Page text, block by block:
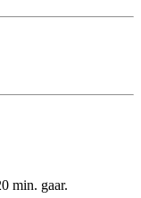
min. gaar.